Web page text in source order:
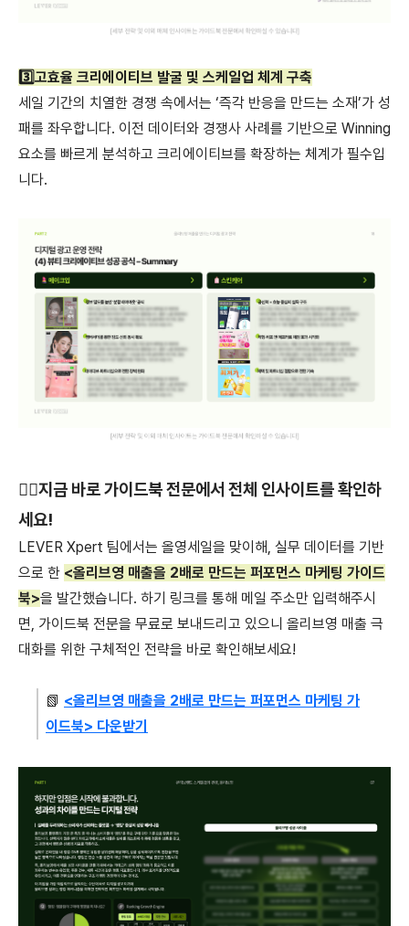
3️⃣고효율 크리에이티브 발굴 및 스케일업 체계 구축
세일 기간의 치열한 경쟁 속에서는 ‘즉각 반응을 만드는 소재’가 성
패를 좌우합니다. 이전 데이터와 경쟁사 사례를 기반으로 Winning
요소를 빠르게 분석하고 크리에이티브를 확장하는 체계가 필수입
니다.
👉🏻지금 바로 가이드북 전문에서 전체 인사이트를 확인하
세요!
LEVER Xpert 팀에서는 올영세일을 맞이해, 실무 데이터를 기반
으로 한 <올리브영 매출을 2배로 만드는 퍼포먼스 마케팅 가이드
북>을 발간했습니다. 하기 링크를 통해 메일 주소만 입력해주시
면, 가이드북 전문을 무료로 보내드리고 있으니 올리브영 매출 극
대화를 위한 구체적인 전략을 바로 확인해보세요!
📗 <올리브영 매출을 2배로 만드는 퍼포먼스 마케팅 가
이드북> 다운받기